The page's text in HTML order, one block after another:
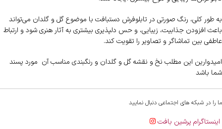
به طور کلی، رنگ صورتی در تابلوفرش دستبافت با موضوع گل و گلدان می‌تواند
باعث افزودن جذابیت، زیبایی، و حس دلپذیری بیشتری به آثار هنری شود و ارتباط
عاطفی بین تماشاگر و تصاویر را تقویت کند.
امیدوارین این مطلب نخ و نقشه گل و گلدان و رنگبندی مناسب آن مورد پسند
شما باشد
ما را در شبکه های اجتماعی دنبال نمایید
اینستاگرام پرشین بافت